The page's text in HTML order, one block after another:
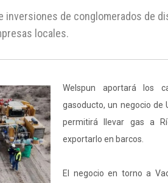
inversiones de conglomerados de
locales.
Welspun aportará los
gasoducto, un negocio de
permitirá llevar gas a
exportarlo en barcos.
El negocio en torno a